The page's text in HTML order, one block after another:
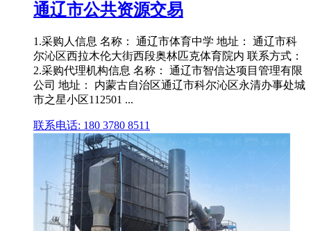
通辽市公共资源交易
1.采购人信息 名称： 通辽市体育中学 地址： 通辽市科
尔沁区西拉木伦大街西段奥林匹克体育院内 联系方式：
2.采购代理机构信息 名称： 通辽市智信达项目管理有限
公司 地址： 内蒙古自治区通辽市科尔沁区永清办事处城
市之星小区112501 ...
联系电话: 180 3780 8511